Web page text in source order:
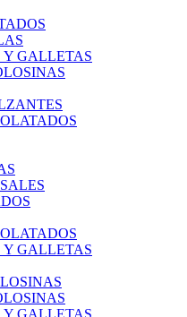
Y GALLETAS
Y GALLETAS
Y GALLETAS